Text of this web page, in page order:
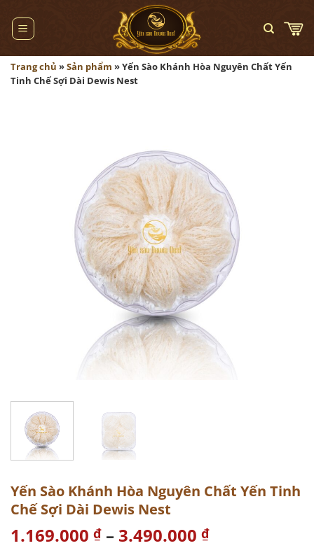
qua
nội
dung
Trang chủ »Sản phẩm »Yến Sào Khánh Hòa Nguyên Chất Yến
Tinh Chế Sợi Dài Dewis Nest
Yến Sào Khánh Hòa Nguyên Chất Yến Tinh
Chế Sợi Dài Dewis Nest
1.169.000 ₫ – 3.490.000 ₫